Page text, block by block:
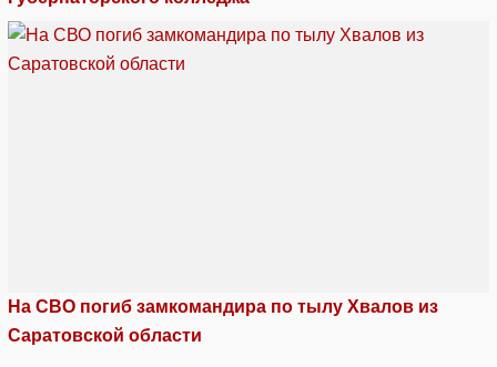
На СВО погиб замкомандира по тылу Хвалов из
Саратовской области